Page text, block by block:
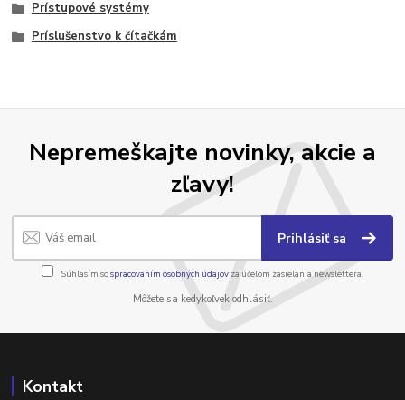
Prístupové systémy
Príslušenstvo k čítačkám
Nepremeškajte novinky, akcie a
zľavy!
Prihlásiť sa
Súhlasím sospracovaním osobných údajov za účelom zasielania newslettera.
Môžete sa kedykoľvek odhlásiť.
Kontakt